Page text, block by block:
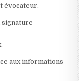
évocateur.
signature
aux informations